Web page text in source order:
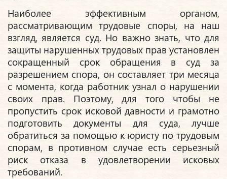
Наиболее эффективным органом,
рассматривающим трудовые споры, на наш
взгляд, является суд. Но важно знать, что для
защиты нарушенных трудовых прав установлен
сокращенный срок обращения в суд за
разрешением спора, он составляет три месяца
с момента, когда работник узнал о нарушении
своих прав. Поэтому, для того чтобы не
пропустить срок исковой давности и грамотно
подготовить документы для суда, лучше
обратиться за помощью к юристу по трудовым
спорам, в противном случае есть серьезный
риск отказа в удовлетворении исковых
требований.